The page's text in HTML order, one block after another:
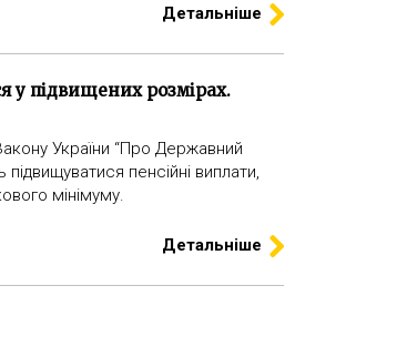
Детальніше
у підвищених розмірах.
України “Про Державний
пенсійні виплати,
мінімуму.
Детальніше